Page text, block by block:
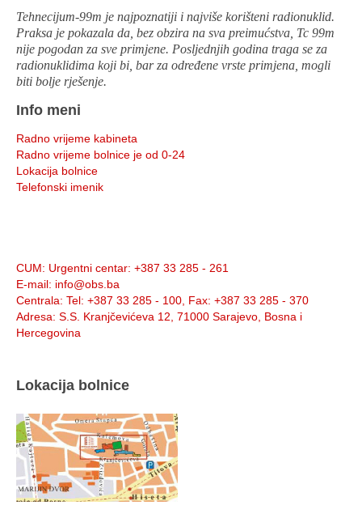
Tehnecijum-99m je najpoznatiji i najviše korišteni radionuklid.
Praksa je pokazala da, bez obzira na sva preimućstva, Tc 99m
nije pogodan za sve primjene. Posljednjih godina traga se za
radionuklidima koji bi, bar za određene vrste primjena, mogli
biti bolje rješenje.
Info meni
Radno vrijeme kabineta
Radno vrijeme bolnice je od 0-24
Lokacija bolnice
Telefonski imenik
CUM: Urgentni centar: +387 33 285 - 261
E-mail: info@obs.ba
Centrala: Tel: +387 33 285 - 100, Fax: +387 33 285 - 370
Adresa: S.S. Kranjčevićeva 12, 71000 Sarajevo, Bosna i
Hercegovina
Lokacija bolnice